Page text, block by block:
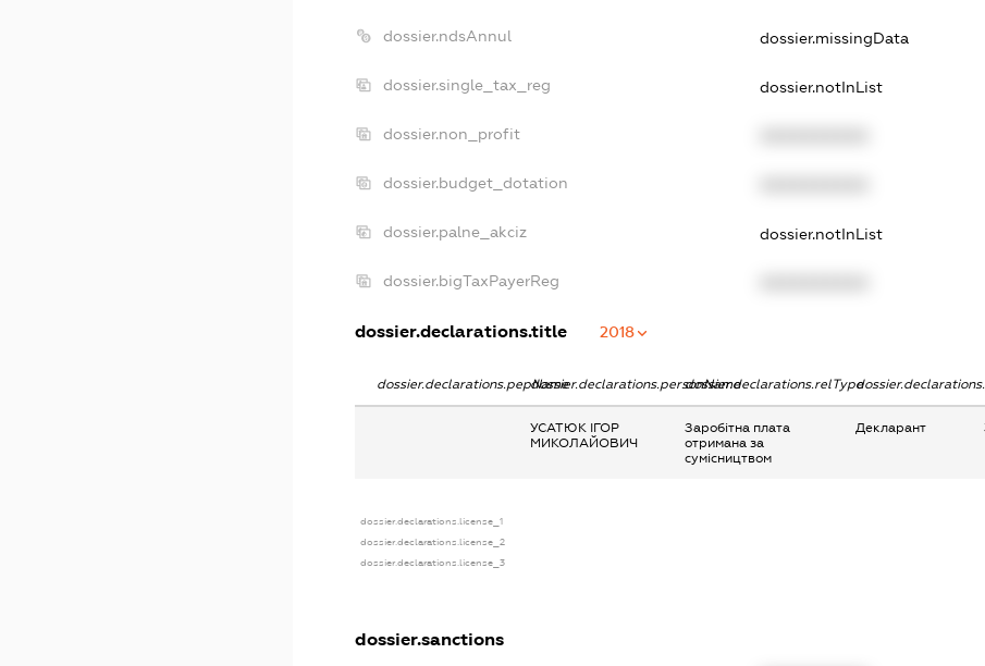
dossier.ndsAnnul dossier.missingData
dossier.single_tax_reg dossier.notInList
dossier.non_profit
dossier.budget_dotation
dossier.palne_akciz dossier.notInList
dossier.bigTaxPayerReg
dossier.declarations.title 2018
dossier.declarations.pepNamedossier.declarations.personNamedossier.declarations.relType
УСАТЮК ІГОР
МИКОЛАЙОВИЧ
Заробітна плата
отримана за
сумісництвом
Декларант
dossier.declarations.license_1
dossier.declarations.license_2
dossier.declarations.license_3
dossier.sanctions